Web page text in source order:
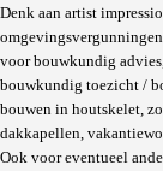
Denk aan artist
voor bouwkundig
bouwkundig toezicht /
bouwen in houtskelet,
dakkapellen,
Ook voor eventueel